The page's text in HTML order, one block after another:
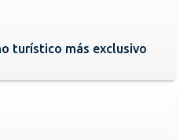
turístico más exclusivo